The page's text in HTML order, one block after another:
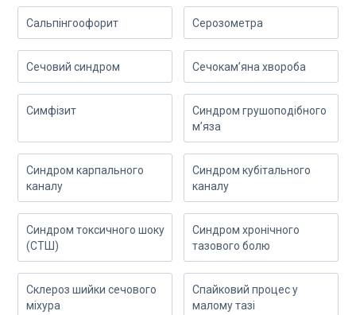
Сальпінгоофорит Серозометра
Сечовий синдром Сечокам’яна хвороба
Симфізит
Синдром грушоподібного
м’яза
Синдром карпального
каналу
Синдром кубітального
каналу
Синдром токсичного шоку
(СТШ)
Синдром хронічного
тазового болю
Склероз шийки сечового
міхура
Спайковий процес у
малому тазі